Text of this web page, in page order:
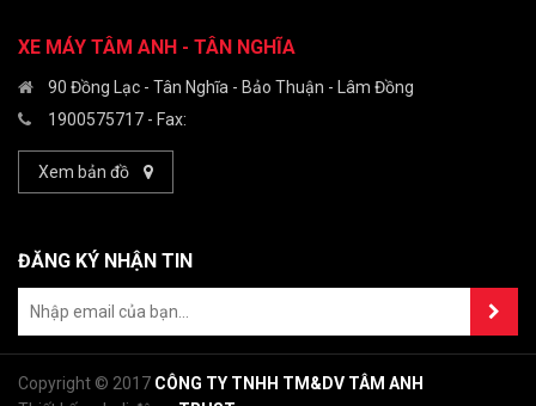
XE MÁY TÂM ANH - TÂN NGHĨA
90 Đồng Lạc - Tân Nghĩa - Bảo Thuận - Lâm Đồng
1900575717 - Fax:
Xem bản đồ
ĐĂNG KÝ NHẬN TIN
Copyright © 2017 CÔNG TY TNHH TM&DV TÂM ANH